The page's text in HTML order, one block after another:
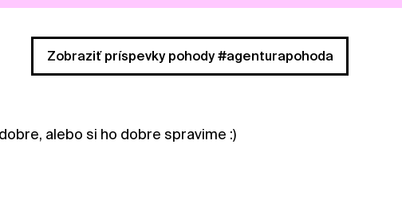
Zobraziť príspevky pohody #agenturapohoda
alebo si ho dobre spravime :)